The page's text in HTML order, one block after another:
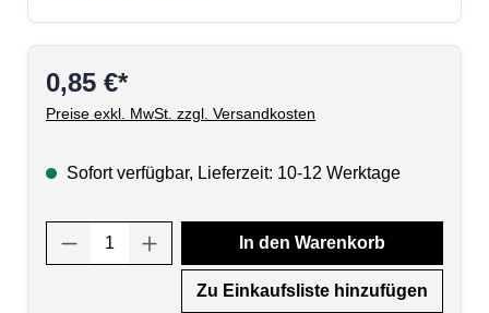
0,85 €*
Preise exkl. MwSt. zzgl. Versandkosten
Sofort verfügbar, Lieferzeit: 10-12 Werktage
Produkt Anzahl: Gib den gewünschten
In den Warenkorb
Zu Einkaufsliste hinzufügen